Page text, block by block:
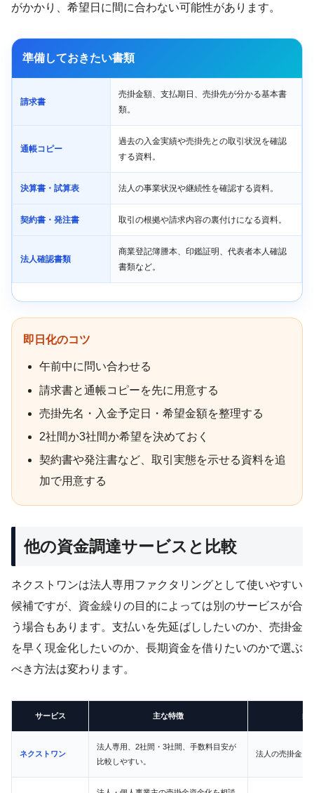
がかかり、希望日に間に合わない可能性があります。
準備しておきたい書類
請求書
売掛金額、支払期日、売掛先が分かる基本書
類。
通帳コピー
過去の入金実績や売掛先との取引状況を確認
する資料。
決算書・試算表 法人の事業状況や継続性を確認する資料。
契約書・発注書 取引の根拠や請求内容の裏付けになる資料。
法人確認書類
商業登記簿謄本、印鑑証明、代表者本人確認
書類など。
即日化のコツ
午前中に問い合わせる
請求書と通帳コピーを先に用意する
売掛先名・入金予定日・希望金額を整理する
2社間か3社間か希望を決めておく
契約書や発注書など、取引実態を示せる資料を追
加で用意する
他の資金調達サービスと比較
ネクストワンは法人専用ファクタリングとして使いやすい
候補ですが、資金繰りの目的によっては別のサービスが合
う場合もあります。支払いを先延ばししたいのか、売掛金
を早く現金化したいのか、長期資金を借りたいのかで選ぶ
べき方法は変わります。
サービス 主な特徴 向
ネクストワン
法人専用、2社間・3社間、手数料目安が
比較しやすい。
法人の売掛金を